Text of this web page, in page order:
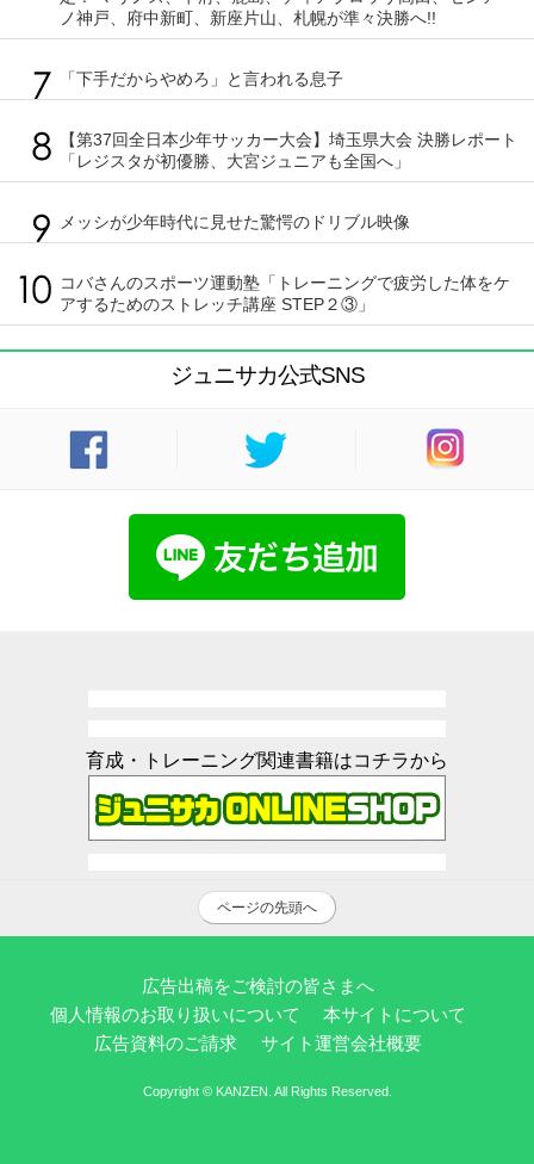
ノ神戸、府中新町、新座片山、札幌が準々決勝へ!!
「下手だからやめろ」と言われる息子
【第37回全日本少年サッカー大会】埼玉県大会 決勝レポート
「レジスタが初優勝、大宮ジュニアも全国へ」
メッシが少年時代に見せた驚愕のドリブル映像
コバさんのスポーツ運動塾「トレーニングで疲労した体をケ
アするためのストレッチ講座 STEP２③」
ジュニサカ公式SNS
育成・トレーニング関連書籍はコチラから
ページの先頭へ
広告出稿をご検討の皆さまへ
個人情報のお取り扱いについて
本サイトについて
広告資料のご請求
サイト運営会社概要
Copyright © KANZEN. All Rights Reserved.